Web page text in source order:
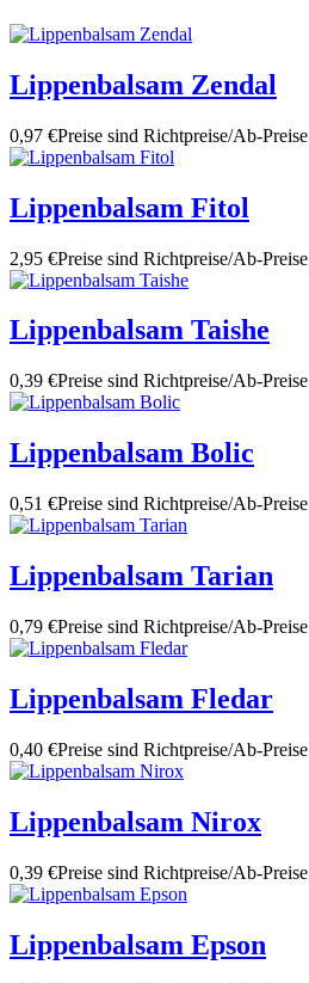
Lippenbalsam Zendal
0,97 €Preise sind Richtpreise/Ab-Preise
Lippenbalsam Fitol
2,95 €Preise sind Richtpreise/Ab-Preise
Lippenbalsam Taishe
0,39 €Preise sind Richtpreise/Ab-Preise
Lippenbalsam Bolic
0,51 €Preise sind Richtpreise/Ab-Preise
Lippenbalsam Tarian
0,79 €Preise sind Richtpreise/Ab-Preise
Lippenbalsam Fledar
0,40 €Preise sind Richtpreise/Ab-Preise
Lippenbalsam Nirox
0,39 €Preise sind Richtpreise/Ab-Preise
Lippenbalsam Epson